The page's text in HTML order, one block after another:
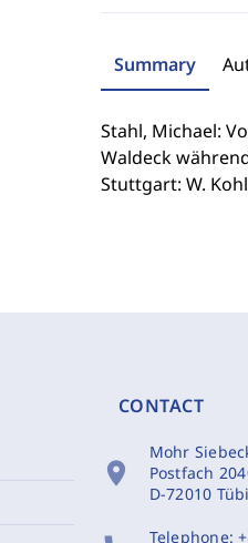
Summary
Stahl, Michael:
Waldeck
Stuttgart: W.
CONTACT
location_on
Mohr
Postfach
D-72010
Telephone: